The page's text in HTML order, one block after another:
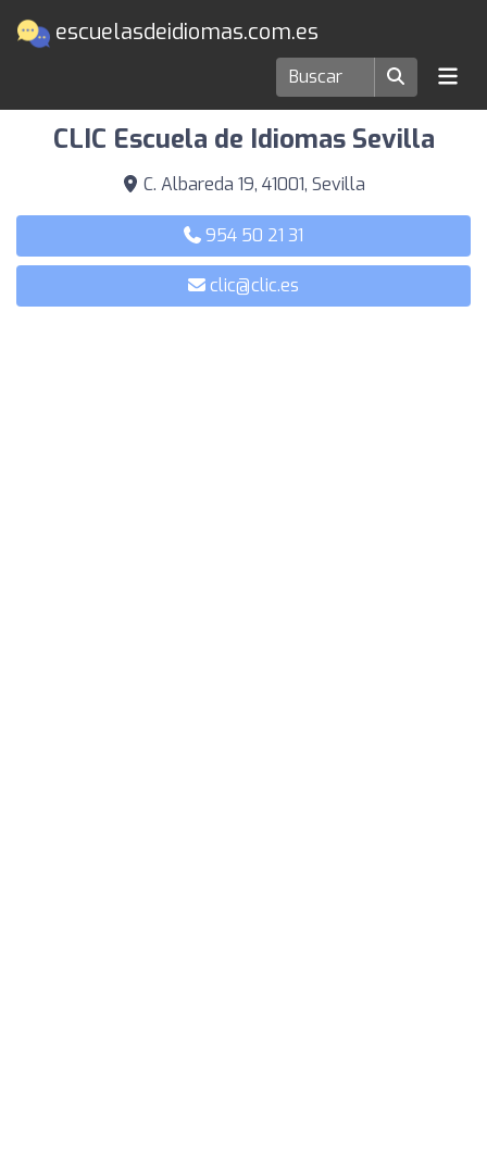
escuelasdeidiomas.com.es
Escuelas de idiomas en Sevilla
CLIC Escuela de Idiomas Sevilla
C. Albareda 19, 41001, Sevilla
954 50 21 31
clic@clic.es